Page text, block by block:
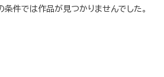
条件では作品が見つかりませんでした。